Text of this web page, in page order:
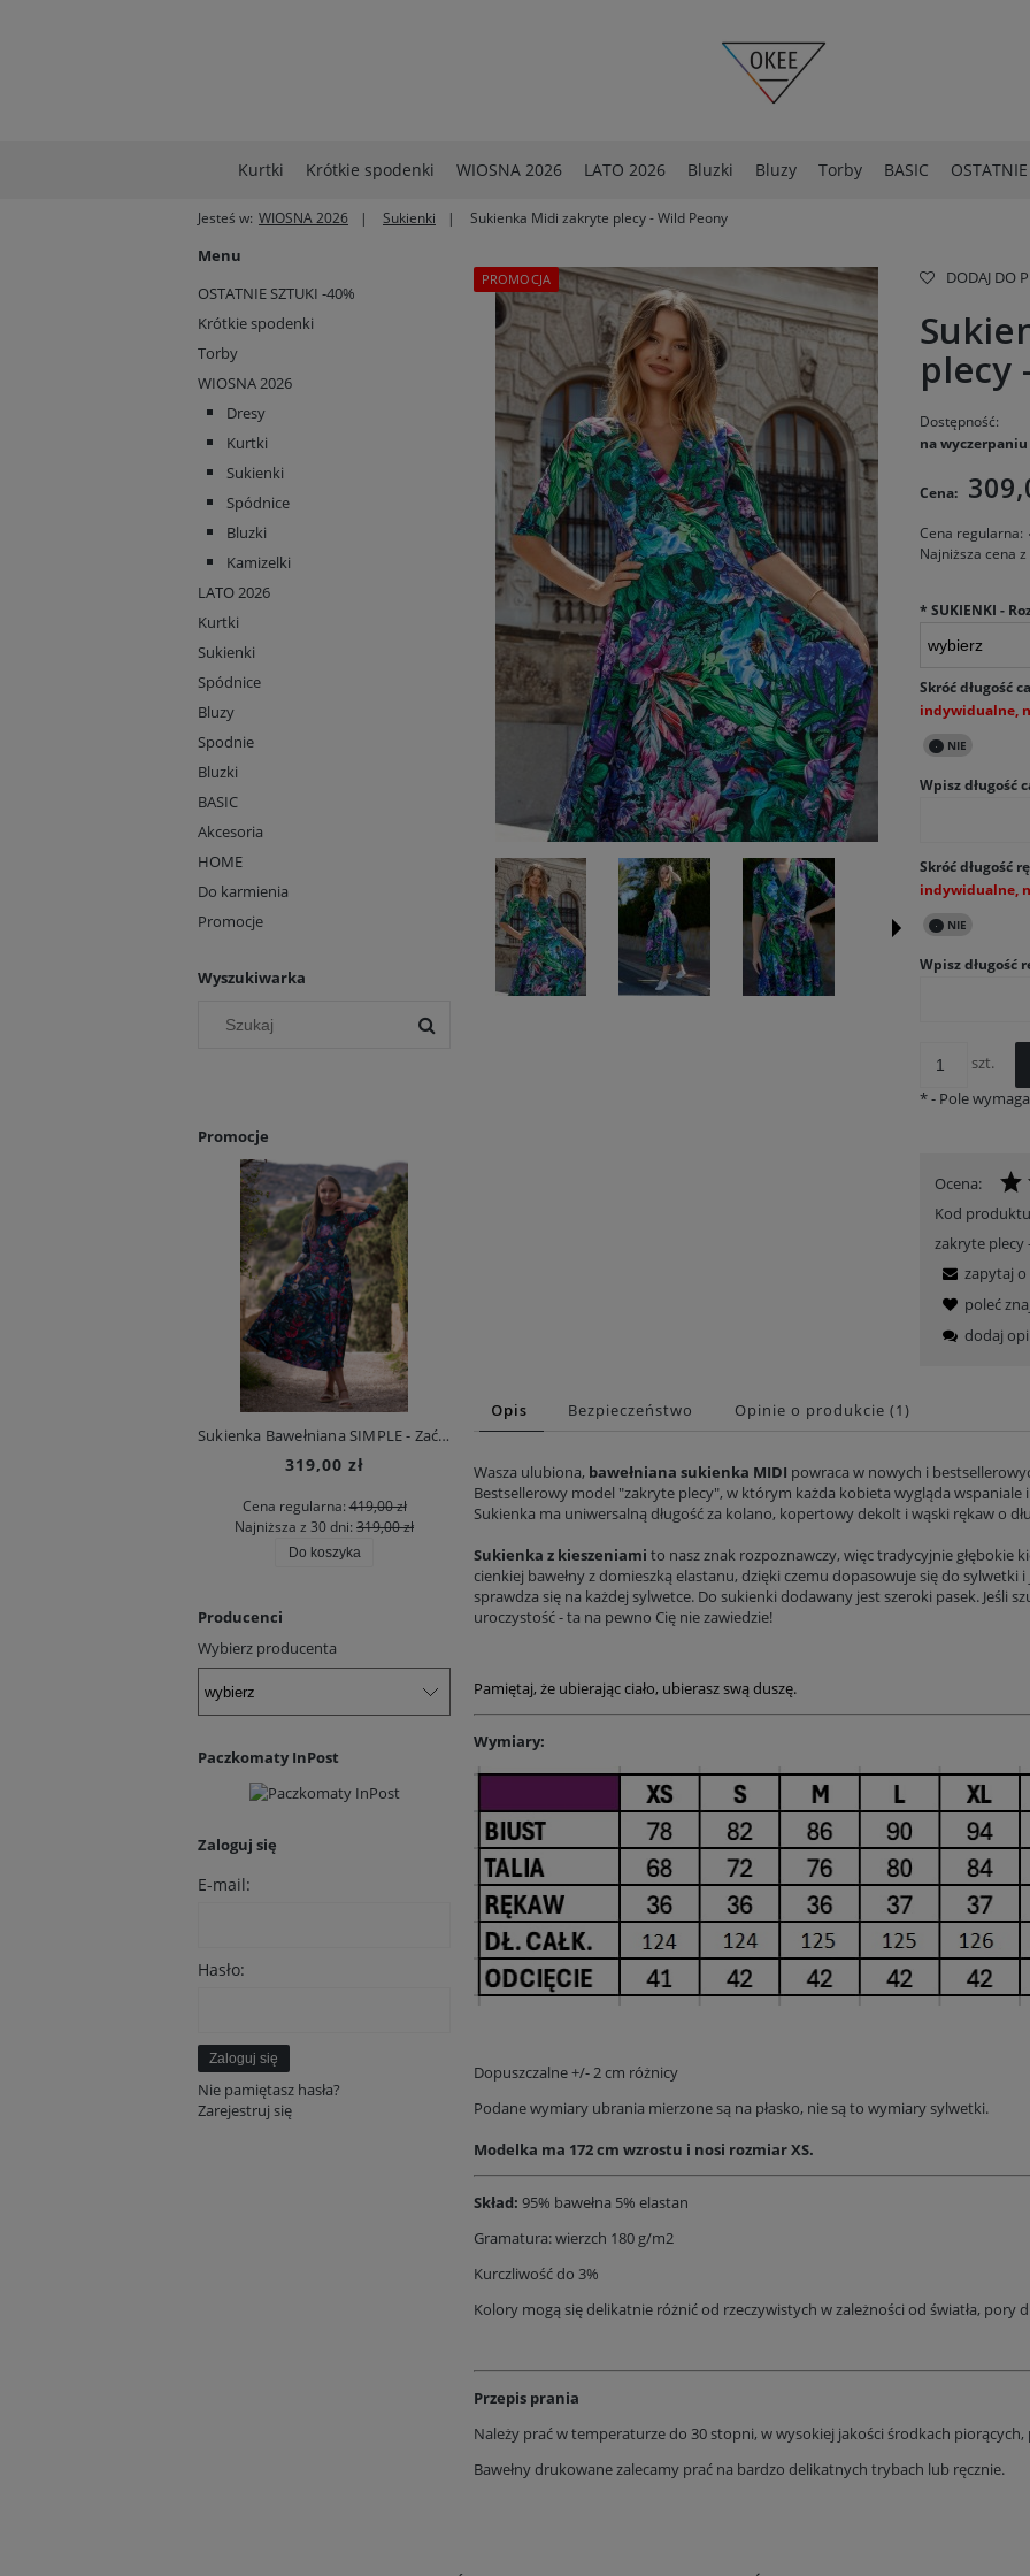
Kurtki Krótkie spodenki WIOSNA 2026 LATO 2026 Bluzki Bluzy Torby BASIC
Jesteś w: WIOSNA 2026 Sukienki Sukienka Midi zakryte plecy - Wild Peony
Menu
OSTATNIE SZTUKI -40%
Krótkie spodenki
Torby
WIOSNA 2026
Dresy
Kurtki
Sukienki
Spódnice
Bluzki
Kamizelki
LATO 2026
Kurtki
Sukienki
Spódnice
Bluzy
Spodnie
Bluzki
BASIC
Akcesoria
HOME
Do karmienia
Promocje
Wyszukiwarka
Promocje
Sukienka Bawełniana SIMPLE - Zaćmienie księżyca
319,00 zł
Cena regularna:419,00 zł
Najniższa z 30 dni: 319,00 zł
Do koszyka
Sukienka Sensual - Taniec motyli
299,00 zł
Cena regularna:
419,00 zł
299,00 zł
Do koszyka
509,40 zł
Cena regularna: 849,00 zł
Najniższa z 30 dni:
509,40 zł
Do koszyka
Producenci
Wybierz producenta
Paczkomaty InPost
Zaloguj się
E-mail:
Hasło:
Zaloguj się
Nie pamiętasz hasła?
Zarejestruj się
PROMOCJA DODAJ DO
plecy
Dostępność:
na wyczerpaniu
Cena:
Cena regularna:
Najniższa cena
* SUKIENKI -
Skróć długość
Wpisz długość
Skróć długość
Wpisz długość
szt.
*- Pole
Ocena:
Kod
zakryte plecy
zapytaj
poleć
dodaj
Opis Bezpieczeństwo Opinie o produkcie (1)
Wasza ulubiona, bawełniana sukienka MIDI powraca w nowych i
Bestsellerowy model "zakryte plecy", w którym każda kobieta wygląda wspaniale
Sukienka ma uniwersalną długość za kolano, kopertowy dekolt i wąski rękaw o
Sukienka z kieszeniami to nasz znak rozpoznawczy, więc tradycyjnie głębokie
cienkiej bawełny z domieszką elastanu, dzięki czemu dopasowuje się do sylwetki
sprawdza się na każdej sylwetce. Do sukienki dodawany jest szeroki pasek. Jeśli
uroczystość - ta na pewno Cię nie zawiedzie!
Pamiętaj, że ubierając ciało, ubierasz swą duszę.
Wymiary:
Dopuszczalne +/- 2 cm różnicy
Podane wymiary ubrania mierzone są na płasko, nie są to wymiary sylwetki.
Modelka ma 172 cm wzrostu i nosi rozmiar XS.
Skład: 95% bawełna 5% elastan
Gramatura: wierzch 180 g/m2
Kurczliwość do 3%
Kolory mogą się delikatnie różnić od rzeczywistych w zależności od światła, pory
Przepis prania
Należy prać w temperaturze do 30 stopni, w wysokiej jakości środkach
Bawełny drukowane zalecamy prać na bardzo delikatnych trybach lub ręcznie.